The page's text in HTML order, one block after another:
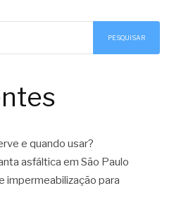
PESQUISAR
e quando usar?
asfáltica em São Paulo
impermeabilização para